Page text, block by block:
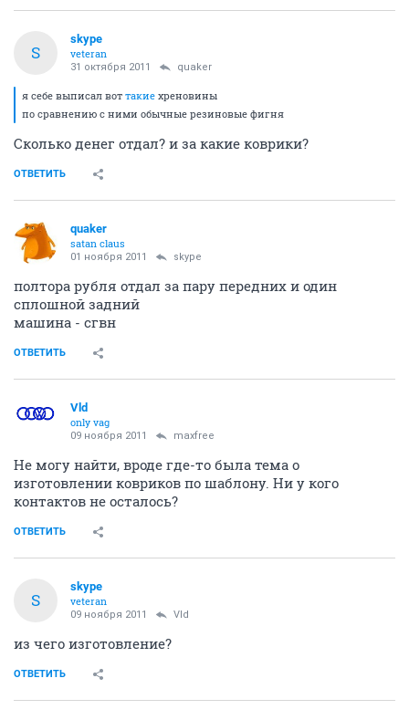
S
skype
veteran
31 октября 2011 quaker
я себе выписал вот такие хреновины
по сравнению с ними обычные резиновые фигня
Cколько денег отдал? и за какие коврики?
ОТВЕТИТЬ
quaker
satan claus
01 ноября 2011 skype
полтора рубля отдал за пару передних и один
сплошной задний
машина - сгвн
ОТВЕТИТЬ
Vld
only vag
09 ноября 2011 maxfree
Не могу найти, вроде где-то была тема о
изготовлении ковриков по шаблону. Ни у кого
контактов не осталось?
ОТВЕТИТЬ
S
skype
veteran
09 ноября 2011 Vld
из чего изготовление?
ОТВЕТИТЬ